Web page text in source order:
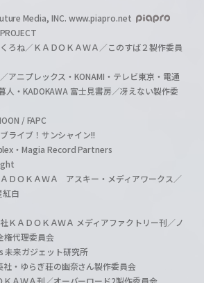
Media, INC. www.piapro.net
ろね／ＫＡＤＯＫＡＷＡ／このすば２製作委員
アニプレックス・KONAMI・テレビ東京・電通
・KADOKAWA 富士見書房／冴えない製作委
/ FAPC
ライブ！サンシャイン!!
・Magia Record Partners
ＤＯＫＡＷＡ アスキー・メディアワークス／
白
ＫＡＤＯＫＡＷＡ メディアファクトリー刊／ノ
権代理委員会
来ガジェット研究所
・ゆらぎ荘の幽奈さん製作委員会
ＡＷＡ刊／オーバーロード2製作委員会